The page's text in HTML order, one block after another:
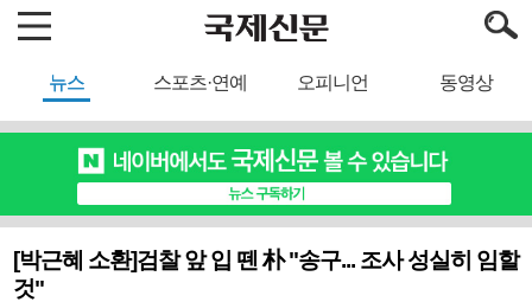
뉴스 스포츠·연예 오피니언 동영상
[박근혜 소환]검찰 앞 입 뗀 朴 "송구... 조사 성실히 임할
것"